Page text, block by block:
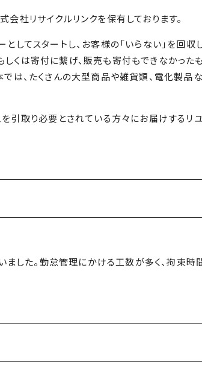
社リサイクルリンクを保有しております。
してスタートし、お客様の「いらない」を回収
くは寄付に繋げ、販売も寄付もできなかった
では、たくさんの大型商品や雑貨類、電化製品
を引取り必要とされている方々にお届けするリ
ました。勤怠管理にかける工数が多く、拘束時